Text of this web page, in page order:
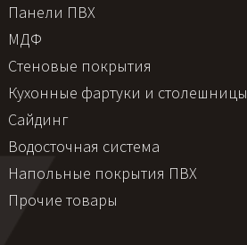
Панели ПВХ
МДФ
Стеновые покрытия
Кухонные фартуки и столешницы
Сайдинг
Водосточная система
Напольные покрытия ПВХ
Прочие товары